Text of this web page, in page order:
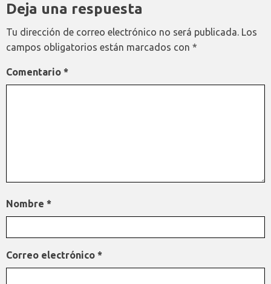
Deja una respuesta
Tu dirección de correo electrónico no será publicada. Los
campos obligatorios están marcados con *
Comentario *
Nombre *
Correo electrónico *